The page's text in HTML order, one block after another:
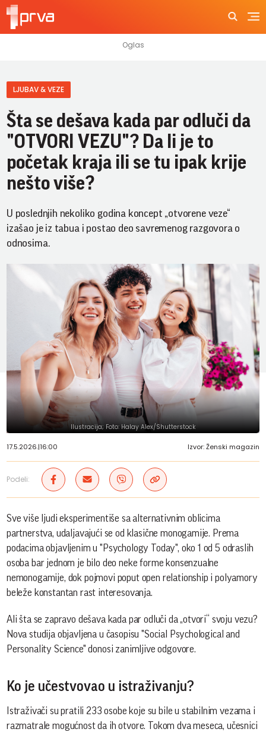
LJUBAV & VEZE
Šta se dešava kada par odluči da
"OTVORI VEZU"? Da li je to
početak kraja ili se tu ipak krije
nešto više?
U poslednjih nekoliko godina koncept „otvorene veze“
izašao je iz tabua i postao deo savremenog razgovora o
odnosima.
Ilustracija; Foto: Halay Alex/Shutterstock
17.5.2026.|16:00 Izvor: Ženski magazin
Podeli:
Sve više ljudi eksperimentiše sa alternativnim oblicima
partnerstva, udaljavajući se od klasične monogamije. Prema
podacima objavljenim u "Psychology Today", oko 1 od 5 odraslih
osoba bar jednom je bilo deo neke forme konsenzualne
nemonogamije, dok pojmovi poput open relationship i polyamory
beleže konstantan rast interesovanja.
Ali šta se zapravo dešava kada par odluči da „otvori“ svoju vezu?
Nova studija objavljena u časopisu "Social Psychological and
Personality Science" donosi zanimljive odgovore.
Ko je učestvovao u istraživanju?
Istraživači su pratili 233 osobe koje su bile u stabilnim vezama i
razmatrale mogućnost da ih otvore. Tokom dva meseca, učesnici